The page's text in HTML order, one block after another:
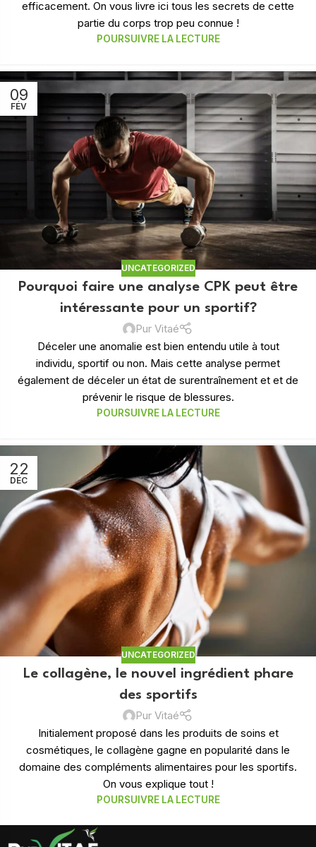
efficacement. On vous livre ici tous les secrets de cette
partie du corps trop peu connue !
POURSUIVRE LA LECTURE
09
FÉV
UNCATEGORIZED
Pourquoi faire une analyse CPK peut être
intéressante pour un sportif?
Pur Vitaé
Déceler une anomalie est bien entendu utile à tout
individu, sportif ou non. Mais cette analyse permet
également de déceler un état de surentraînement et et de
prévenir le risque de blessures.
POURSUIVRE LA LECTURE
22
DÉC
UNCATEGORIZED
Le collagène, le nouvel ingrédient phare
des sportifs
Pur Vitaé
Initialement proposé dans les produits de soins et
cosmétiques, le collagène gagne en popularité dans le
domaine des compléments alimentaires pour les sportifs.
On vous explique tout !
POURSUIVRE LA LECTURE